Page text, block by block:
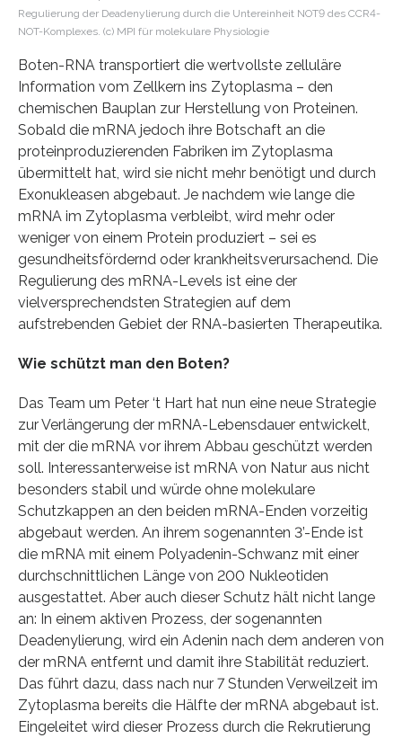
Regulierung der Deadenylierung durch die Untereinheit NOT9 des CCR4-
NOT-Komplexes. (c) MPI für molekulare Physiologie
Boten-RNA transportiert die wertvollste zelluläre
Information vom Zellkern ins Zytoplasma – den
chemischen Bauplan zur Herstellung von Proteinen.
Sobald die mRNA jedoch ihre Botschaft an die
proteinproduzierenden Fabriken im Zytoplasma
übermittelt hat, wird sie nicht mehr benötigt und durch
Exonukleasen abgebaut. Je nachdem wie lange die
mRNA im Zytoplasma verbleibt, wird mehr oder
weniger von einem Protein produziert – sei es
gesundheitsfördernd oder krankheitsverursachend. Die
Regulierung des mRNA-Levels ist eine der
vielversprechendsten Strategien auf dem
aufstrebenden Gebiet der RNA-basierten Therapeutika.
Wie schützt man den Boten?
Das Team um Peter ‘t Hart hat nun eine neue Strategie
zur Verlängerung der mRNA-Lebensdauer entwickelt,
mit der die mRNA vor ihrem Abbau geschützt werden
soll. Interessanterweise ist mRNA von Natur aus nicht
besonders stabil und würde ohne molekulare
Schutzkappen an den beiden mRNA-Enden vorzeitig
abgebaut werden. An ihrem sogenannten 3’-Ende ist
die mRNA mit einem Polyadenin-Schwanz mit einer
durchschnittlichen Länge von 200 Nukleotiden
ausgestattet. Aber auch dieser Schutz hält nicht lange
an: In einem aktiven Prozess, der sogenannten
Deadenylierung, wird ein Adenin nach dem anderen von
der mRNA entfernt und damit ihre Stabilität reduziert.
Das führt dazu, dass nach nur 7 Stunden Verweilzeit im
Zytoplasma bereits die Hälfte der mRNA abgebaut ist.
Eingeleitet wird dieser Prozess durch die Rekrutierung